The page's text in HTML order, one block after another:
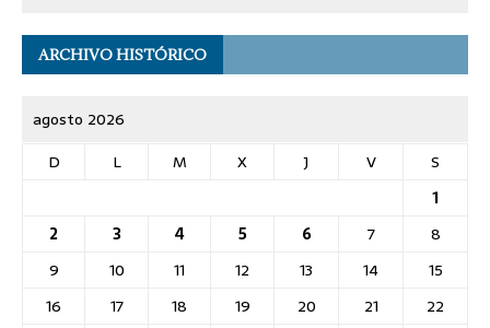
ARCHIVO HISTÓRICO
agosto 2026
D
L M X J V
S
1
2
3 4 5 6 7
8
9
10 11 12 13 14
15
16
17 18 19 20 21
22